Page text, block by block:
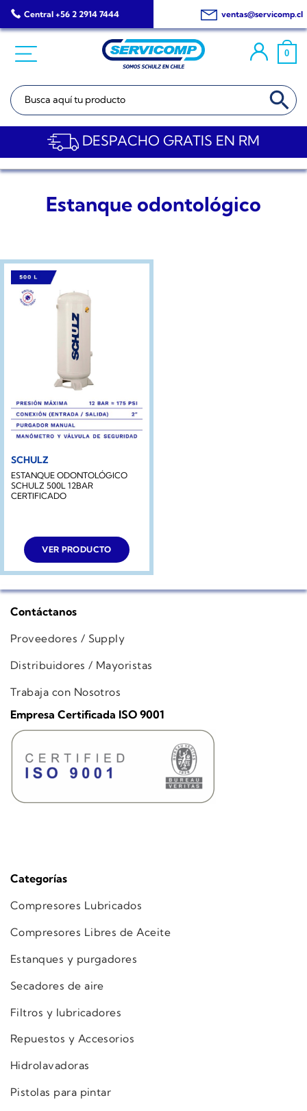
Saltar
al
Central +56 2 2914 7444 ventas@servicomp.cl
0
Buscar: BOTÓN DE
DESPACHO GRATIS EN RM
Estanque odontológico
SCHULZ
ESTANQUE ODONTOLÓGICO
SCHULZ 500L 12BAR
CERTIFICADO
VER PRODUCTO
Categorías
Compresores Lubricados
Compresores Libres de Aceite
Estanques y purgadores
Secadores de aire
Filtros y lubricadores
Repuestos y Accesorios
Hidrolavadoras
Pistolas para pintar
Contáctanos
Proveedores / Supply
Distribuidores / Mayoristas
Trabaja con Nosotros
Empresa Certificada ISO 9001